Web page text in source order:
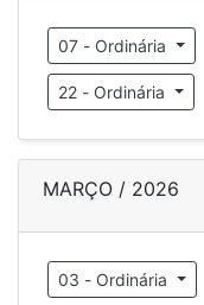
07 - Ordinária
22 - Ordinária
MARÇO / 2026
03 - Ordinária